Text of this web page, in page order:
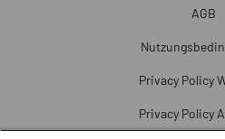
AGB
Privacy Policy
Privacy Policy